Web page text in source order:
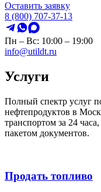
Оставить заявку
8 (800) 707-37-13
Пн – Вс: 10:00 – 19:00
info@utildt.ru
Услуги
Полный спектр услуг
нефтепродуктов в
транспортом за 24
пакетом документов.
Продать топливо